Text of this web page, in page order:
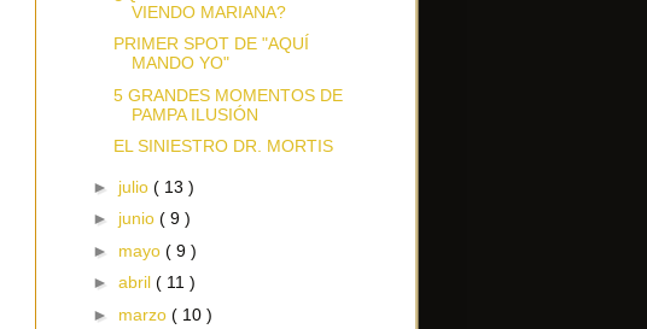
VIENDO MARIANA?
PRIMER SPOT DE "AQUÍ
MANDO YO"
5 GRANDES MOMENTOS DE
PAMPA ILUSIÓN
EL SINIESTRO DR. MORTIS
► julio ( 13 )
► junio ( 9 )
► mayo ( 9 )
► abril ( 11 )
► marzo ( 10 )